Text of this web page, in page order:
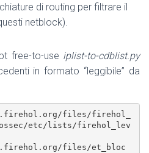
di routing per filtrare il
netblock).
free-to-use iplist-to-cdblist.py
in formato “leggibile” da
files/firehol_
etc/lists/firehol_lev
files/et_bloc